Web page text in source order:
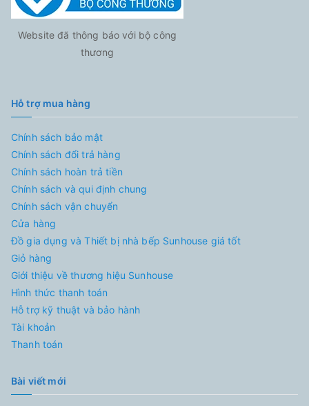
Website đã thông báo với bộ công
thương
Hỗ trợ mua hàng
Chính sách bảo mật
Chính sách đổi trả hàng
Chính sách hoàn trả tiền
Chính sách và qui định chung
Chính sách vận chuyển
Cửa hàng
Đồ gia dụng và Thiết bị nhà bếp Sunhouse giá tốt
Giỏ hàng
Giới thiệu về thương hiệu Sunhouse
Hình thức thanh toán
Hỗ trợ kỹ thuật và bảo hành
Tài khoản
Thanh toán
Bài viết mới